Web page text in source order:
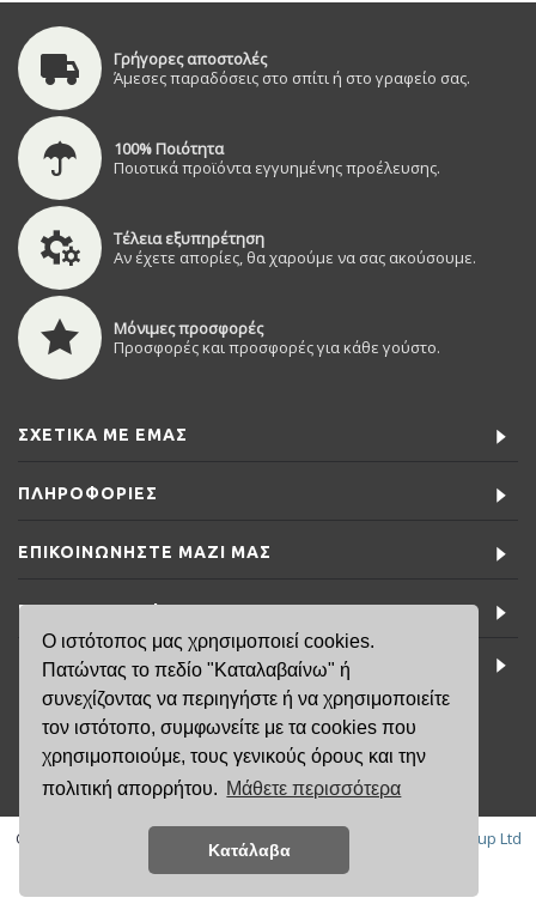
Ο ιστότοπος μας χρησιμοποιεί cookies.
Πατώντας το πεδίο "Καταλαβαίνω" ή
συνεχίζοντας να περιηγήστε ή να χρησιμοποιείτε
τον ιστότοπο, συμφωνείτε με τα cookies που
χρησιμοποιούμε, τους γενικούς όρους και την
πολιτική απορρήτου. Μάθετε περισσότερα
Κατάλαβα
Γρήγορες αποστολές
Άμεσες παραδόσεις στο σπίτι ή στο γραφείο σας.
100% Ποιότητα
Ποιοτικά προϊόντα εγγυημένης προέλευσης.
Τέλεια εξυπηρέτηση
Αν έχετε απορίες, θα χαρούμε να σας ακούσουμε.
Μόνιμες προσφορές
Προσφορές και προσφορές για κάθε γούστο.
ΣΧΕΤΙΚΆ ΜΕ ΕΜΆΣ
ΠΛΗΡΟΦΟΡΊΕΣ
ΕΠΙΚΟΙΝΩΝΉΣΤΕ ΜΑΖΊ ΜΑΣ
ΕΙΔΙΚΈΣ ΠΡΟΣΦΟΡΈΣ
ΤΕΛΕΥΤΑΊΑ ΝΈΑ
6981791141
Copyright © 2019, FisikaMallia.gr -